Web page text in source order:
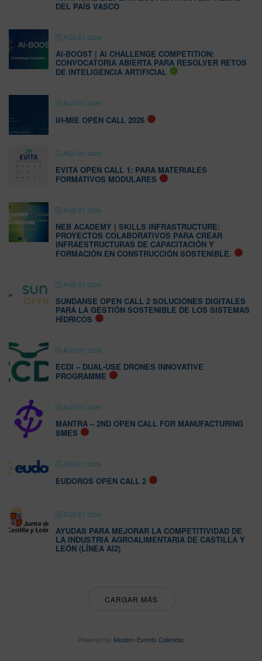
DEL PAÍS VASCO
AGO 07 2026
AI-BOOST | AI CHALLENGE COMPETITION:
CONVOCATORIA ABIERTA PARA RESOLVER RETOS
DE INTELIGENCIA ARTIFICIAL
AGO 07 2026
IH-MIE OPEN CALL 2026
AGO 07 2026
EVITA OPEN CALL 1: PARA MATERIALES
FORMATIVOS MODULARES
AGO 07 2026
NEB ACADEMY | SKILLS INFRASTRUCTURE:
PROYECTOS COLABORATIVOS PARA CREAR
INFRAESTRUCTURAS DE CAPACITACIÓN Y
FORMACIÓN EN CONSTRUCCIÓN SOSTENIBLE.
AGO 07 2026
SUNDANSE OPEN CALL 2 SOLUCIONES DIGITALES
PARA LA GESTIÓN SOSTENIBLE DE LOS SISTEMAS
HÍDRICOS
AGO 07 2026
ECDI – DUAL-USE DRONES INNOVATIVE
PROGRAMME
AGO 07 2026
MANTRA – 2ND OPEN CALL FOR MANUFACTURING
SMES
AGO 07 2026
EUDOROS OPEN CALL 2
AGO 07 2026
AYUDAS PARA MEJORAR LA COMPETITIVIDAD DE
LA INDUSTRIA AGROALIMENTARIA DE CASTILLA Y
LEÓN (LÍNEA AI2)
CARGAR MÁS
Powered by Modern Events Calendar